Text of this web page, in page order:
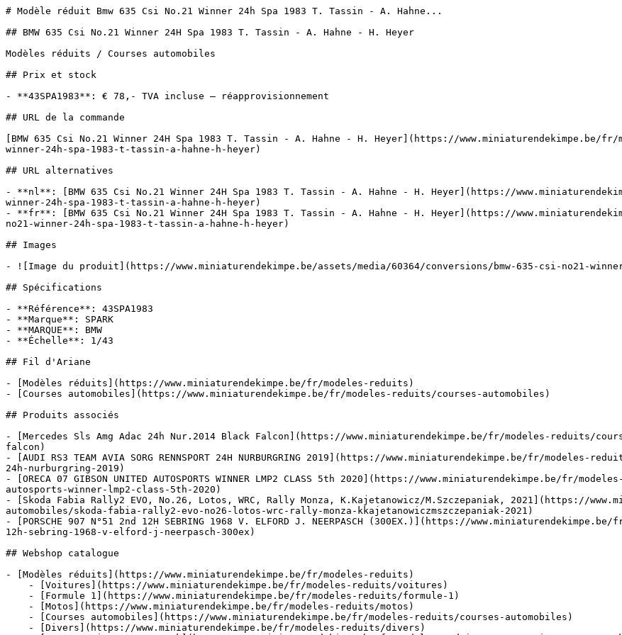
# Modèle réduit Bmw 635 Csi No.21 Winner 24h Spa 1983 T. Tassin - A. Hahne...
## BMW 635 Csi No.21 Winner 24H Spa 1983 T. Tassin - A. Hahne - H. Heyer
Modèles réduits / Courses automobiles
## Prix et stock
- **43SPA1983**: € 78,- TVA incluse — réapprovisionnement
## URL de la commande
[BMW 635 Csi No.21 Winner 24H Spa 1983 T. Tassin - A. Hahne - H. Heyer](https://www.miniaturendekimpe.be/
winner-24h-spa-1983-t-tassin-a-hahne-h-heyer)
## URL alternatives
- **nl**: [BMW 635 Csi No.21 Winner 24H Spa 1983 T. Tassin - A. Hahne - H. Heyer](https://
winner-24h-spa-1983-t-tassin-a-hahne-h-heyer)
- **fr**: [BMW 635 Csi No.21 Winner 24H Spa 1983 T. Tassin - A. Hahne - H. Heyer](https://
no21-winner-24h-spa-1983-t-tassin-a-hahne-h-heyer)
## Images
- ![Image du produit](https://www.miniaturendekimpe.be/assets/media/60364/conversions/bmw-635-csi-no21-
## Spécifications
- **Référence**: 43SPA1983
- **Marque**: SPARK
- **MARQUE**: BMW
- **Échelle**: 1/43
## Fil d'Ariane
- [Modèles réduits](https://www.miniaturendekimpe.be/fr/modeles-reduits)
- [Courses automobiles](https://www.miniaturendekimpe.be/fr/modeles-reduits/courses-automobiles)
## Produits associés
- [Mercedes Sls Amg Adac 24h Nur.2014 Black Falcon](https://www.miniaturendekimpe.be/fr/modeles-reduits/
falcon)
- [AUDI RS3 TEAM AVIA SORG RENNSPORT 24H NURBURGRING 2019](https://www.miniaturendekimpe.be/fr/
24h-nurburgring-2019)
- [ORECA 07 GIBSON UNITED AUTOSPORTS WINNER LMP2 CLASS 5th 2020](https://www.miniaturendekimpe.be/fr/
autosports-winner-lmp2-class-5th-2020)
- [Skoda Fabia Rally2 EVO, No.26, Lotos, WRC, Rally Monza, K.Kajetanowicz/M.Szczepaniak, 2021](https://
automobiles/skoda-fabia-rally2-evo-no26-lotos-wrc-rally-monza-kkajetanowiczmszczepaniak-2021)
- [PORSCHE 907 N°51 2nd 12H SEBRING 1968 V. ELFORD J. NEERPASCH (300EX.)](https://
12h-sebring-1968-v-elford-j-neerpasch-300ex)
## Webshop catalogue
- [Modèles réduits](https://www.miniaturendekimpe.be/fr/modeles-reduits)